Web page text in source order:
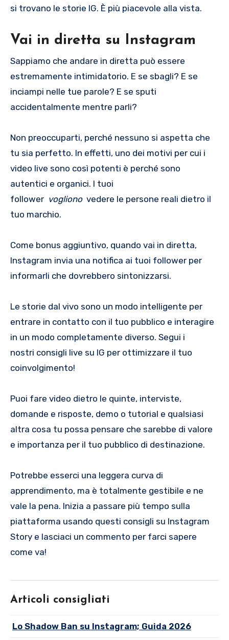
si trovano le storie IG. È più piacevole alla vista.
Vai in diretta su Instagram
Sappiamo che andare in diretta può essere
estremamente intimidatorio. E se sbagli? E se
inciampi nelle tue parole? E se sputi
accidentalmente mentre parli?
Non preoccuparti, perché nessuno si aspetta che
tu sia perfetto. In effetti, uno dei motivi per cui i
video live sono così potenti è perché sono
autentici e organici. I tuoi
follower vogliono vedere le persone reali dietro il
tuo marchio.
Come bonus aggiuntivo, quando vai in diretta,
Instagram invia una notifica ai tuoi follower per
informarli che dovrebbero sintonizzarsi.
Le storie dal vivo sono un modo intelligente per
entrare in contatto con il tuo pubblico e interagire
in un modo completamente diverso. Segui i
nostri consigli live su IG per ottimizzare il tuo
coinvolgimento!
Puoi fare video dietro le quinte, interviste,
domande e risposte, demo o tutorial e qualsiasi
altra cosa tu possa pensare che sarebbe di valore
e importanza per il tuo pubblico di destinazione.
Potrebbe esserci una leggera curva di
apprendimento, ma è totalmente gestibile e ne
vale la pena. Inizia a passare più tempo sulla
piattaforma usando questi consigli su Instagram
Story e lasciaci un commento per farci sapere
come va!
Articoli consigliati
Lo Shadow Ban su Instagram; Guida 2026